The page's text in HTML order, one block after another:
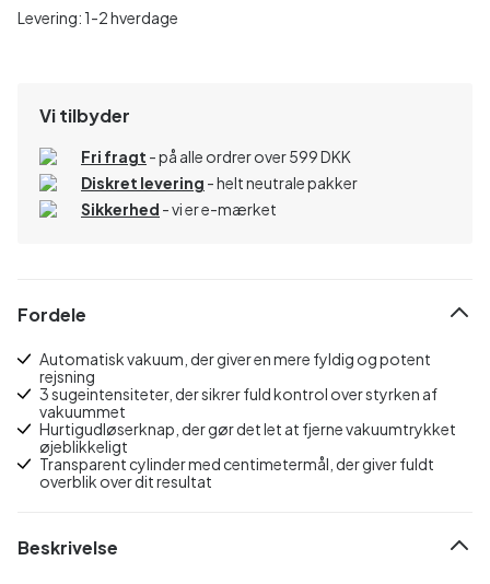
Levering: 1-2 hverdage
Vi tilbyder
Fri fragt - på alle ordrer over 599 DKK
Diskret levering - helt neutrale pakker
Sikkerhed - vi er e-mærket
Fordele
Automatisk vakuum, der giver en mere fyldig og potent
rejsning
3 sugeintensiteter, der sikrer fuld kontrol over styrken af
vakuummet
Hurtigudløserknap, der gør det let at fjerne vakuumtrykket
øjeblikkeligt
Transparent cylinder med centimetermål, der giver fuldt
overblik over dit resultat
Beskrivelse